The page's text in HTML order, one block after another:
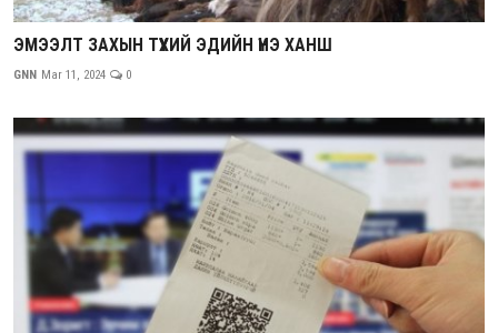
ЭМЭЭЛТ ЗАХЫН ТҮҮХИЙ ЭДИЙН ҮНЭ ХАНШ
GNN Mar 11, 2024 0